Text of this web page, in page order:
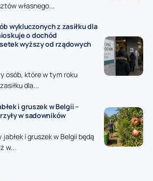
własnego...
wykluczonych z zasiłku dla
o dochód
wyższy od rządowych
osób, które w tym roku
dla...
i gruszek w Belgii –
w sadowników
i gruszek w Belgii będą
w...